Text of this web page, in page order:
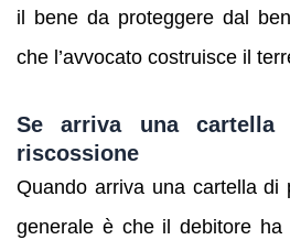
il bene da proteggere dal
che l’avvocato costruisce il
Se arriva una
riscossione
Quando arriva una cartella di
generale è che il debitore ha